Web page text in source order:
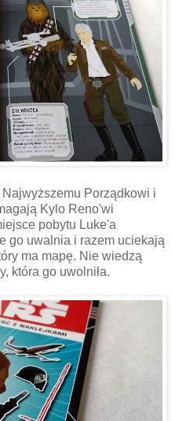
Najwyższemu Porządkowi i
Kylo Reno'wi
pobytu Luke'a
go uwalnia i razem uciekają
ma mapę. Nie wiedzą
która go uwolniła.